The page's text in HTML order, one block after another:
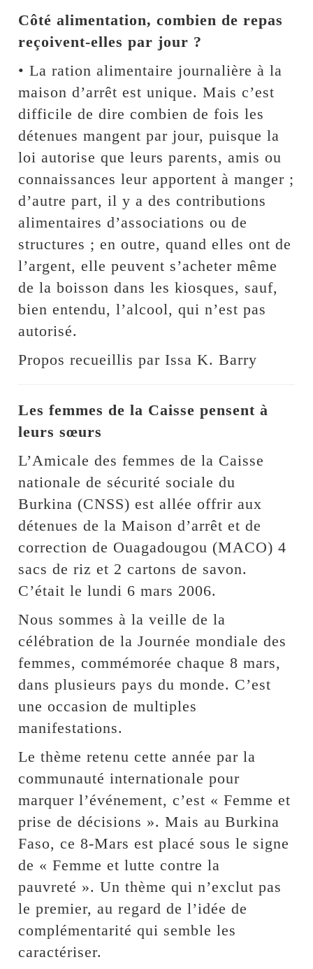
Côté alimentation, combien de repas
reçoivent-elles par jour ?
• La ration alimentaire journalière à la
maison d’arrêt est unique. Mais c’est
difficile de dire combien de fois les
détenues mangent par jour, puisque la
loi autorise que leurs parents, amis ou
connaissances leur apportent à manger ;
d’autre part, il y a des contributions
alimentaires d’associations ou de
structures ; en outre, quand elles ont de
l’argent, elle peuvent s’acheter même
de la boisson dans les kiosques, sauf,
bien entendu, l’alcool, qui n’est pas
autorisé.
Propos recueillis par Issa K. Barry
Les femmes de la Caisse pensent à
leurs sœurs
L’Amicale des femmes de la Caisse
nationale de sécurité sociale du
Burkina (CNSS) est allée offrir aux
détenues de la Maison d’arrêt et de
correction de Ouagadougou (MACO) 4
sacs de riz et 2 cartons de savon.
C’était le lundi 6 mars 2006.
Nous sommes à la veille de la
célébration de la Journée mondiale des
femmes, commémorée chaque 8 mars,
dans plusieurs pays du monde. C’est
une occasion de multiples
manifestations.
Le thème retenu cette année par la
communauté internationale pour
marquer l’événement, c’est « Femme et
prise de décisions ». Mais au Burkina
Faso, ce 8-Mars est placé sous le signe
de « Femme et lutte contre la
pauvreté ». Un thème qui n’exclut pas
le premier, au regard de l’idée de
complémentarité qui semble les
caractériser.